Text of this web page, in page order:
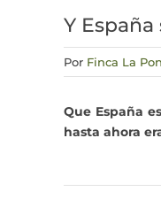
Y
Por Finca La
Que España
hasta ahora